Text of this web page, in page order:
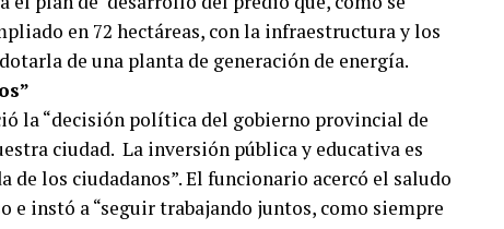
en 72 hectáreas, con la infraestructura y los
de una planta de generación de energía.
la “decisión política del gobierno provincial de
ciudad. La inversión pública y educativa es
de los ciudadanos”. El funcionario acercó el saludo
e instó a “seguir trabajando juntos, como siempre